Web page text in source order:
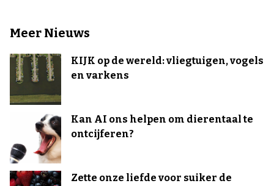
Meer Nieuws
KIJK op de wereld: vliegtuigen, vogels
en varkens
Kan AI ons helpen om dierentaal te
ontcijferen?
Zette onze liefde voor suiker de